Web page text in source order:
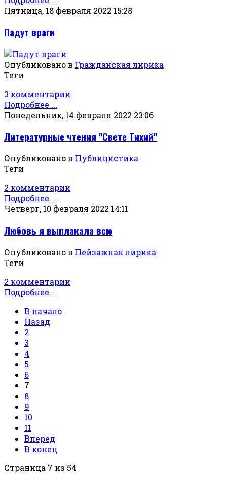
Пятница, 18 февраля 2022 15:28
Падут враги
Опубликовано в Гражданская лирика
Теги
3 комментарии
Подробнее ...
Понедельник, 14 февраля 2022 23:06
Литературные чтения "Свете Тихий"
Опубликовано в Публицистика
Теги
2 комментарии
Подробнее ...
Четверг, 10 февраля 2022 14:11
Любовь я выплакала всю
Опубликовано в Пейзажная лирика
Теги
2 комментарии
Подробнее ...
В начало
Назад
2
3
4
5
6
7
8
9
10
11
Вперед
В конец
Страница 7 из 54